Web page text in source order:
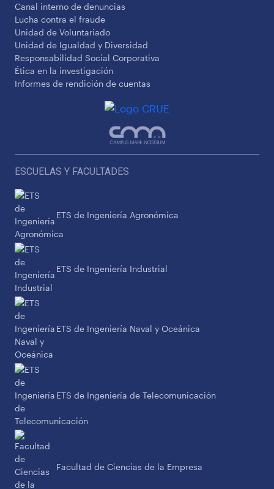
Canal interno de denuncias
Lucha contra el fraude
Unidad de Voluntariado
Unidad de Igualdad y Diversidad
Responsabilidad Social Corporativa
Ética en la investigación
Informes de rendición de cuentas
ESCUELAS Y FACULTADES
ETS de Ingeniería Agronómica
ETS de Ingeniería Industrial
ETS de Ingeniería Naval y Oceánica
ETS de Ingeniería de Telecomunicación
Facultad de Ciencias de la Empresa